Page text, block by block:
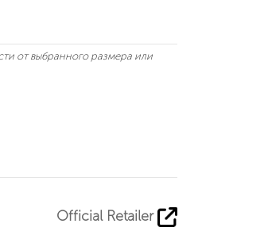
от выбранного размера или
Official Retailer